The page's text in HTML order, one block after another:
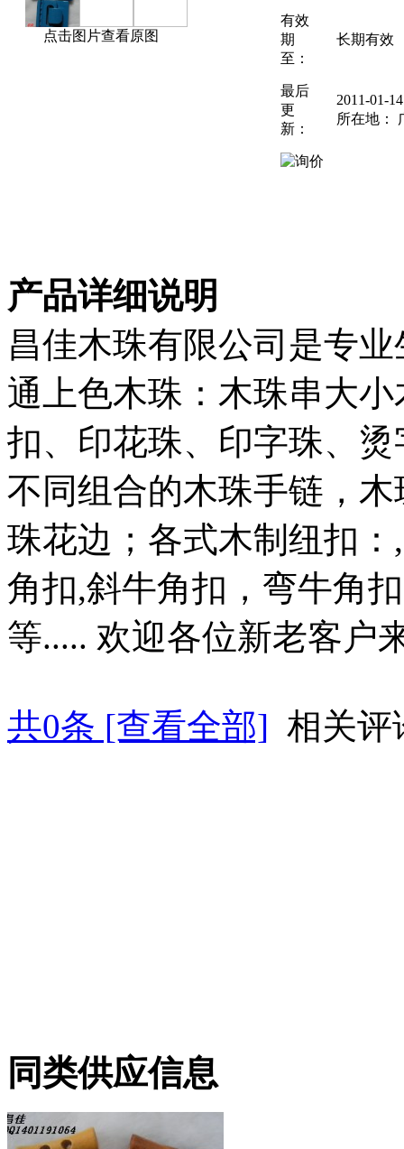
点击图片查看原图
有效
期
至：
长期有效
最后
更
新：
2011-01-
所在地：
产品详细说明
昌佳木珠有限公司是专
通上色木珠：木珠串大
扣、印花珠、印字珠、
不同组合的木珠手链，
珠花边；各式木制纽扣
角扣,斜牛角扣，弯牛角
等..... 欢迎各位新老客户
共0条 [查看全部] 相关评
同类供应信息